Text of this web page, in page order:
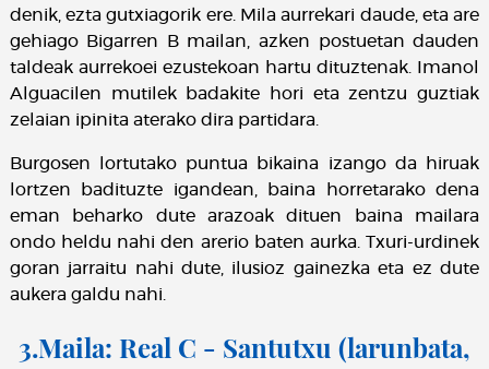
denik, ezta gutxiagorik ere. Mila aurrekari daude, eta are
gehiago Bigarren B mailan, azken postuetan dauden
taldeak aurrekoei ezustekoan hartu dituztenak. Imanol
Alguacilen mutilek badakite hori eta zentzu guztiak
zelaian ipinita aterako dira partidara.
Burgosen lortutako puntua bikaina izango da hiruak
lortzen badituzte igandean, baina horretarako dena
eman beharko dute arazoak dituen baina mailara
ondo heldu nahi den arerio baten aurka. Txuri-urdinek
goran jarraitu nahi dute, ilusioz gainezka eta ez dute
aukera galdu nahi.
3.Maila: Real C - Santutxu (larunbata,